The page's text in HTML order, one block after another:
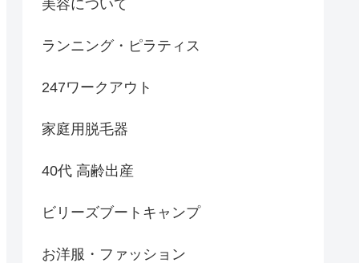
美容について
ランニング・ピラティス
247ワークアウト
家庭用脱毛器
40代 高齢出産
ビリーズブートキャンプ
お洋服・ファッション